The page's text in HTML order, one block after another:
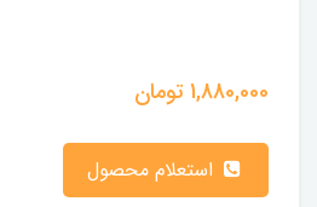
1,880,000تومان